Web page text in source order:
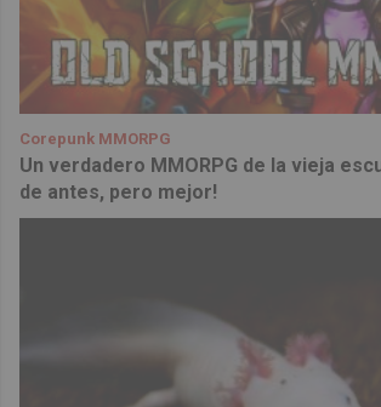
Corepunk MMORPG
Un verdadero MMORPG de la vieja
de antes, pero mejor!